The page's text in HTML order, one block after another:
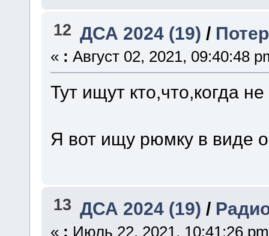
12 ДСА 2024 (19) /
« : Август 02, 2021, 09:40:48
Тут ищут кто,что,когда
Я вот ищу рюмку в виде
13 ДСА 2024 (19) /
« : Июль 22, 2021, 10:41:26